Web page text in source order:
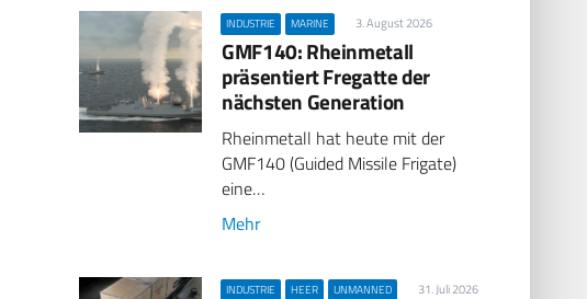
INDUSTRIE MARINE 3. August 2026
GMF140: Rheinmetall
präsentiert Fregatte der
nächsten Generation
Rheinmetall hat heute mit der
GMF140 (Guided Missile Frigate)
eine…
Mehr
INDUSTRIE HEER UNMANNED 31. Juli 2026